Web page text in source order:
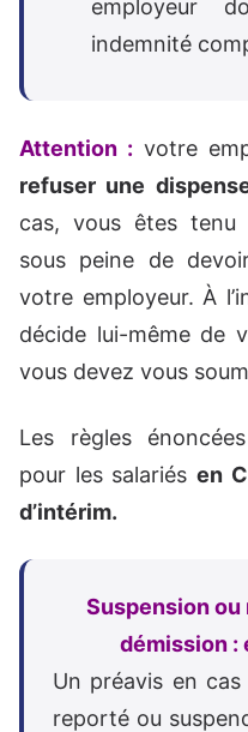
employeur
indemnité
Attention : votre
refuser une
cas, vous êtes tenu
sous peine de
votre employeur. À
décide lui-même de
vous devez vous
Les règles
pour les salariés en
d’intérim.
Suspension
démission :
Un préavis en
reporté ou